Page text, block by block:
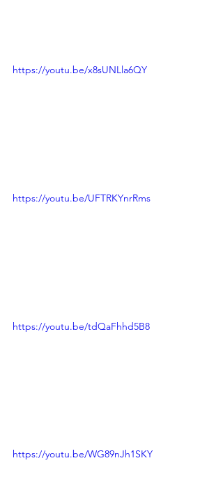
https://youtu.be/x8sUNLla6QY
https://youtu.be/UFTRKYnrRms
https://youtu.be/tdQaFhhd5B8
https://youtu.be/WG89nJh1SKY